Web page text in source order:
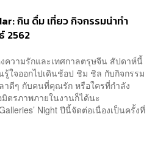
กิน ดื่ม เที่ยว กิจกรรมน่าทำ
2562
ความรักและเทศกาลตรุษจีน สัปดาห์นี้
ใจออกไปเดินช้อป ชิม ชิล กับกิจกรรม
าดีๆ กับคนที่คุณรัก หรือใครที่กำลัง
มิตรภาพภายในงานก็ได้นะ
Night ปีนี้จัดต่อเนื่องเป็นครั้งที่